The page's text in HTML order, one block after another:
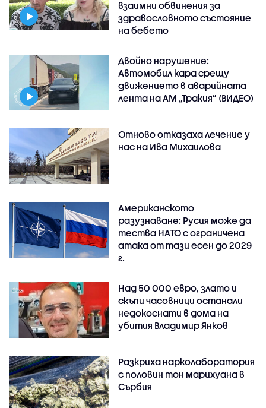
взаимни обвинения за
здравословното състояние
на бебето
Двойно нарушение:
Автомобил кара срещу
движението в аварийната
лента на АМ „Тракия” (ВИДЕО)
Отново отказаха лечение у
нас на Ива Михаилова
Американското
разузнаване: Русия може да
тества НАТО с ограничена
атака от тази есен до 2029
г.
Над 50 000 евро, злато и
скъпи часовници останали
недокоснати в дома на
убития Владимир Янков
Разкриха нарколаборатория
с половин тон марихуана в
Сърбия